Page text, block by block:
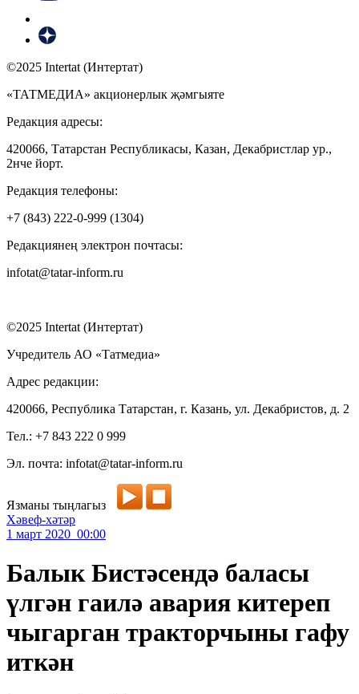
©2025 Intertat (Интертат)
«ТАТМЕДИА» акционерлык җәмгыяте
Редакция адресы:
420066, Татарстан Республикасы, Казан, Декабристлар ур.,
2нче йорт.
Редакция телефоны:
+7 (843) 222-0-999 (1304)
Редакциянең электрон почтасы:
infotat@tatar-inform.ru
©2025 Intertat (Интертат)
Учредитель АО «Татмедиа»
Адрес редакции:
420066, Республика Татарстан, г. Казань, ул. Декабристов, д. 2
Тел.: +7 843 222 0 999
Эл. почта: infotat@tatar-inform.ru
Язманы тыңлагыз
Хәвеф-хәтәр
1 март 2020 00:00
Балык Бистәсендә баласы
үлгән гаилә авария китереп
чыгарган тракторчыны гафу
иткән